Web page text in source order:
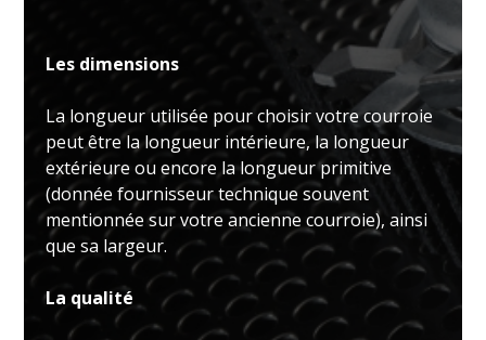
Les dimensions
La longueur utilisée pour choisir votre courroie
peut être la longueur intérieure, la longueur
extérieure ou encore la longueur primitive
(donnée fournisseur technique souvent
mentionnée sur votre ancienne courroie), ainsi
que sa largeur.
La qualité